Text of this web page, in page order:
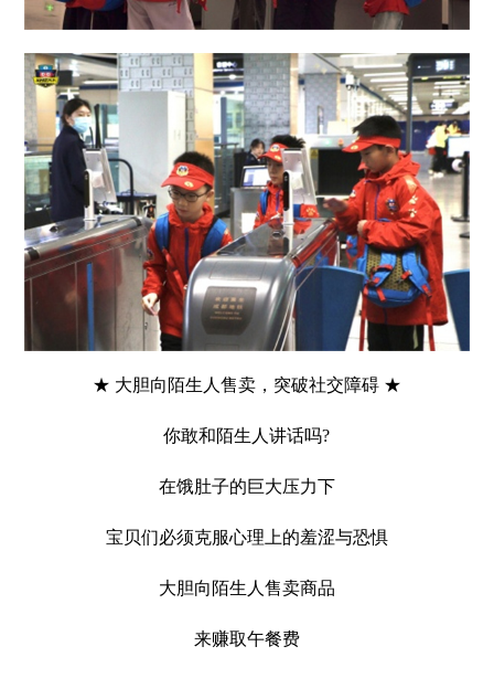
★ 大胆向陌生人售卖，突破社交障碍 ★
你敢和陌生人讲话吗?
在饿肚子的巨大压力下
宝贝们必须克服心理上的羞涩与恐惧
大胆向陌生人售卖商品
来赚取午餐费